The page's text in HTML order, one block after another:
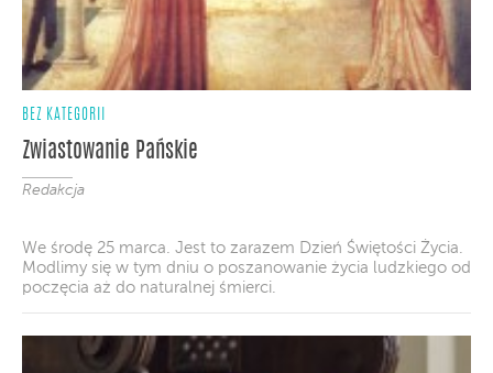
BEZ KATEGORII
Zwiastowanie Pańskie
Redakcja
We środę 25 marca. Jest to zarazem Dzień Świętości Życia.
Modlimy się w tym dniu o poszanowanie życia ludzkiego od
poczęcia aż do naturalnej śmierci.